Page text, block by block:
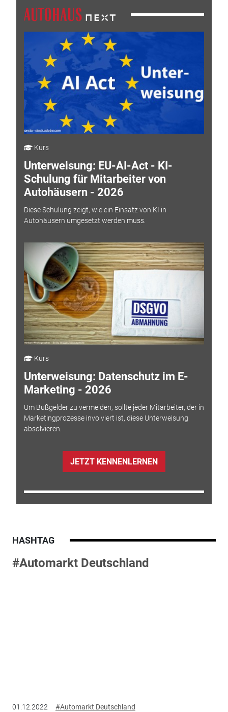
Kurs
Unterweisung: EU-AI-Act - KI-
Schulung für Mitarbeiter von
Autohäusern - 2026
Diese Schulung zeigt, wie ein Einsatz von KI in
Autohäusern umgesetzt werden muss.
Kurs
Unterweisung: Datenschutz im E-
Marketing - 2026
Um Bußgelder zu vermeiden, sollte jeder Mitarbeiter, der in
Marketingprozesse involviert ist, diese Unterweisung
absolvieren.
JETZT KENNENLERNEN
HASHTAG
#Automarkt Deutschland
01.12.2022 #Automarkt Deutschland